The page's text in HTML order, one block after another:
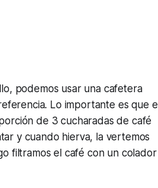
podemos usar una cafetera
Lo importante es que el
de 3 cucharadas de café
y cuando hierva, la vertemos
filtramos el café con un colador